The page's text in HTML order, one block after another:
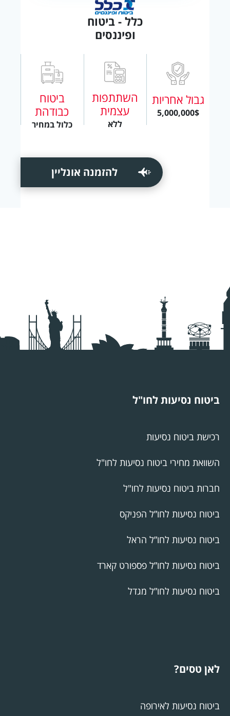
כלל - ביטוח
ופיננסים
גבול אחריות
5,000,000$
השתתפות
עצמית
ללא
ביטוח
כבודהת
כלול במחיר
להזמנה אונליין
ביטוח נסיעות לחו"ל
רכישת ביטוח נסיעות
השוואת מחירי ביטוח נסיעות לחו"ל
חברות ביטוח נסיעות לחו"ל
ביטוח נסיעות לחו”ל הפניקס
ביטוח נסיעות לחו”ל הראל
ביטוח נסיעות לחו”ל פספורט קארד
ביטוח נסיעות לחו”ל מגדל
לאן טסים?
ביטוח נסיעות לאירופה